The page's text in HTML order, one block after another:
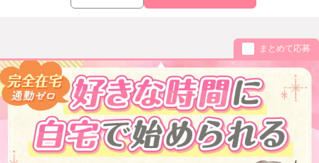
まとめて応募